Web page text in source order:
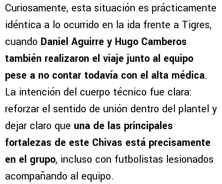
Curiosamente, esta situación es prácticamente
idéntica a lo ocurrido en la ida frente a Tigres,
cuando Daniel Aguirre y Hugo Camberos
también realizaron el viaje junto al equipo
pese a no contar todavía con el alta médica.
La intención del cuerpo técnico fue clara:
reforzar el sentido de unión dentro del plantel y
dejar claro que una de las principales
fortalezas de este Chivas está precisamente
en el grupo, incluso con futbolistas lesionados
acompañando al equipo.